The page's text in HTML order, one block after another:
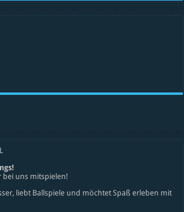
bei uns mitspielen!
liebt Ballspiele und möchtet Spaß erleben mit